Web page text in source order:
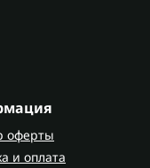
и
оферты
и оплата